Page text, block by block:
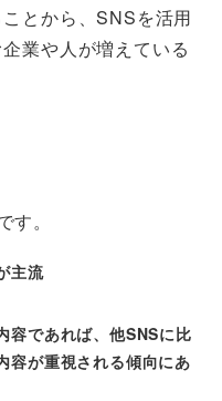
とから、SNSを活用
業や人が増えている
。
主流
容であれば、他SNSに比
容が重視される傾向にあ